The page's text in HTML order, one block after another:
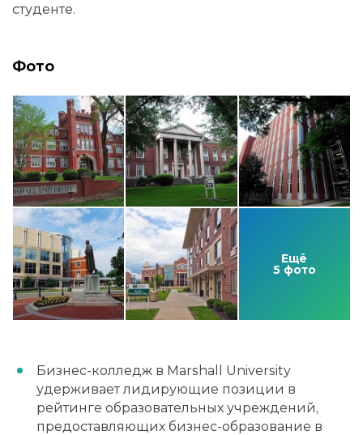
студенте.
Фото
Ещё
5 фото
Бизнес-колледж в Marshall University
удерживает лидирующие позиции в
рейтинге образовательных учреждений,
предоставляющих бизнес-образование в